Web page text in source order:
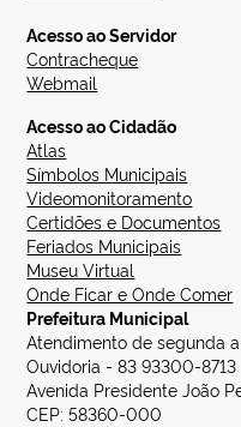
Acesso ao Servidor
Contracheque
Webmail
Acesso ao Cidadão
Atlas
Símbolos Municipais
Videomonitoramento
Certidões e Documentos
Feriados Municipais
Museu Virtual
Onde Ficar e Onde Comer
Prefeitura Municipal
Atendimento de segunda
Ouvidoria - 83 93300-8713
Avenida Presidente João
CEP: 58360-000